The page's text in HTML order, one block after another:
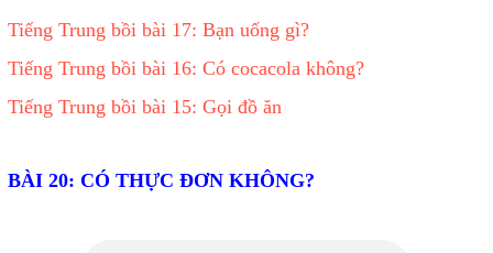
Tiếng Trung bồi bài 17: Bạn uống gì?
Tiếng Trung bồi bài 16: Có cocacola không?
Tiếng Trung bồi bài 15: Gọi đồ ăn
BÀI 20: CÓ THỰC ĐƠN KHÔNG?